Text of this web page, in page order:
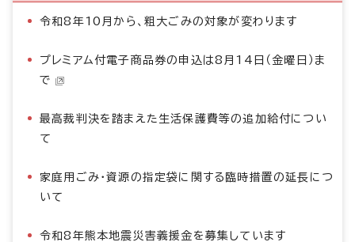
令和8年10月から、粗大ごみの対象が変わります
プレミアム付電子商品券の申込は8月14日（金曜日）ま
で
最高裁判決を踏まえた生活保護費等の追加給付につい
て
家庭用ごみ・資源の指定袋に関する臨時措置の延長につ
いて
令和8年熊本地震災害義援金を募集しています